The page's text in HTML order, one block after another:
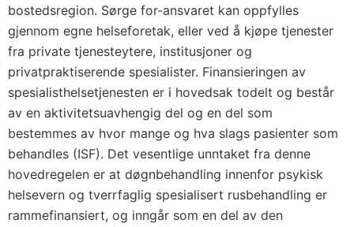
bostedsregion. Sørge for-ansvaret kan oppfylles
gjennom egne helseforetak, eller ved å kjøpe tjenester
fra private tjenesteytere, institusjoner og
privatpraktiserende spesialister. Finansieringen av
spesialisthelsetjenesten er i hovedsak todelt og består
av en aktivitetsuavhengig del og en del som
bestemmes av hvor mange og hva slags pasienter som
behandles (ISF). Det vesentlige unntaket fra denne
hovedregelen er at døgnbehandling innenfor psykisk
helsevern og tverrfaglig spesialisert rusbehandling er
rammefinansiert, og inngår som en del av den